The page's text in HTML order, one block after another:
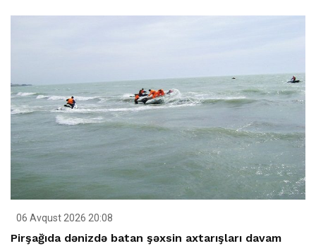
06 Avqust 2026 20:08
Pirşağıda dənizdə batan şəxsin axtarışları davam